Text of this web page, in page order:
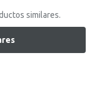
similares.